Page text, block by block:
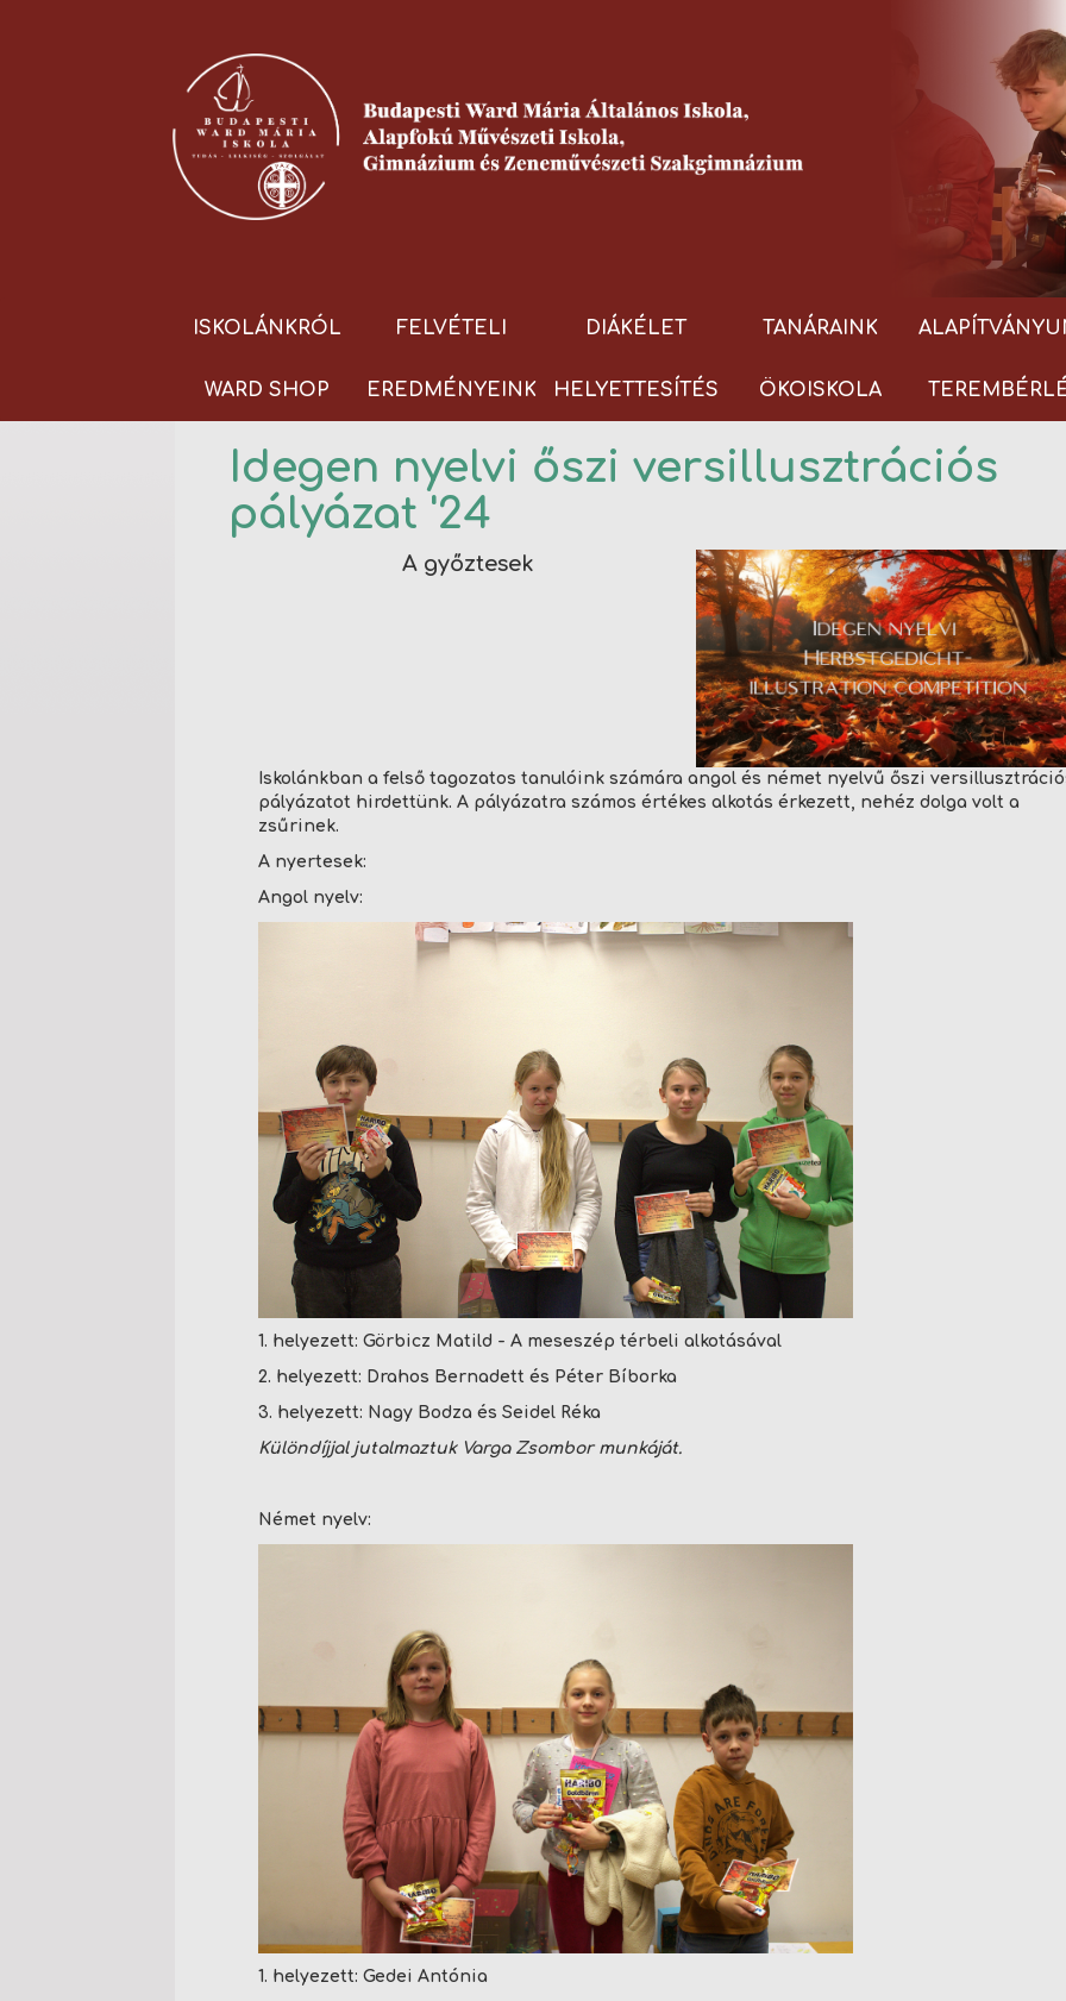
ISKOLÁNKRÓL FELVÉTELI DIÁKÉLET TANÁRAINK
WARD SHOP EREDMÉNYEINK HELYETTESÍTÉS ÖKOISKOLA
Idegen nyelvi őszi versillusztrációs
pályázat '24
A győztesek
Iskolánkban a felső tagozatos tanulóink számára angol és német nyelvű őszi
pályázatot hirdettünk. A pályázatra számos értékes alkotás érkezett, nehéz dolga volt a
zsűrinek.
A nyertesek:
Angol nyelv:
1. helyezett: Görbicz Matild - A meseszép térbeli alkotásával
2. helyezett: Drahos Bernadett és Péter Bíborka
3. helyezett: Nagy Bodza és Seidel Réka
Különdíjjal jutalmaztuk Varga Zsombor munkáját.
Német nyelv:
1. helyezett: Gedei Antónia